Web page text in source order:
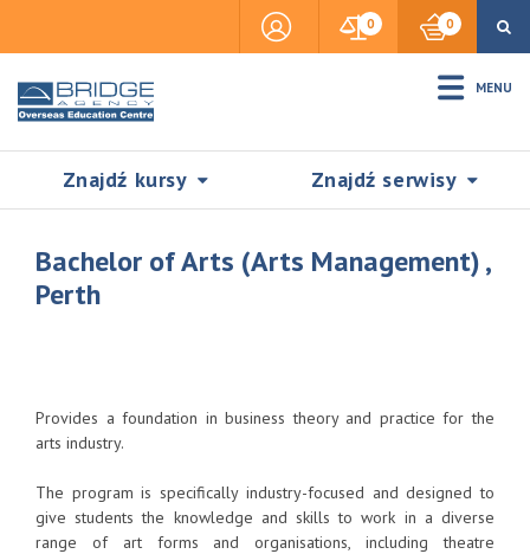
0 0
MENU
Znajdź kursy Znajdź serwisy
SZUKAJ
Visas & Legal Stay
Bachelor of Arts (Arts Management) ,
Perth
Provides a foundation in business theory and practice for the
arts industry.
The program is specifically industry-focused and designed to
give students the knowledge and skills to work in a diverse
range of art forms and organisations, including theatre